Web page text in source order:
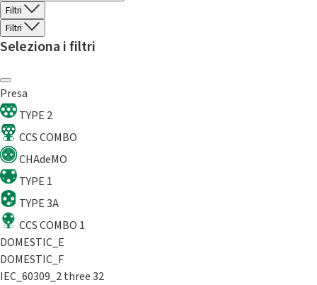
Filtri
Filtri
Seleziona i filtri
Presa
TYPE 2
CCS COMBO
CHAdeMO
TYPE 1
TYPE 3A
CCS COMBO 1
DOMESTIC_E
DOMESTIC_F
IEC_60309_2 three 32